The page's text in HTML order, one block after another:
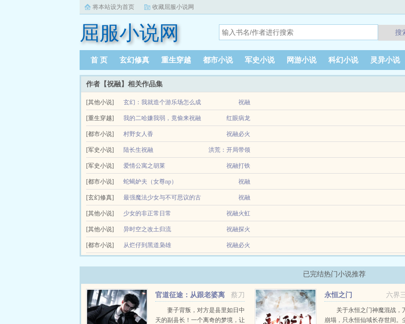
将本站设为首页 收藏屈服小说网
屈服小说网 搜
首 页 玄幻修真 重生穿越 都市小说 军史小说 网游小说 科幻小说 灵异小说
作者【祝融】相关作品集
[其他小说] 玄幻：我就造个游乐场怎么成
仙了
祝融
种田＋系统＋诙谐轻松＋穿越章玄一朝穿越，成为人人喊打的京城废少。不要慌，您的游乐场系统已激活！叮，您的猪
从此以后，章玄名动京城，权贵络绎不绝，贵妇秋波暗送，...
[重生穿越] 我的二哈嫌我弱，竟偷来祝融
精血
红眼病龙
陈毅穿越来到神话复苏的平行世界。开局就觉醒出了废物异能，微弱的火星。他以为重活一世只能当咸鱼，没想到自家
开始，后面的更加离谱你...
[都市小说] 村野女人香 祝融必火
[军史小说] 陆长生祝融 洪荒：开局带领
巫族打上天庭
洪荒开局带领巫族打上天庭是一部非常好看的小说，作者毅静文笔优美，看了之后很想让人继续看下去。洪荒开局带领
要内容讲述的是...
[军史小说] 爱情公寓之胡莱 祝融打铁
[都市小说] 蛇蝎妒夫（女尊np） 祝融
顾明月这辈子就没遇见什么正经男人。她的兄长是个疯子。被她抛弃的叔父也不大正常。她那个未婚夫，也只是看起来
敌家娶的那个夫郎都不是什么正...
[玄幻修真] 最强魔法少女与不可思议的古
代遗产
祝融
[其他小说] 少女的非正常日常 祝融火虹
[其他小说] 异时空之改土归流 祝融探火
万历二十八年，播州归流，西南大乱。现代美术生魂穿灭门秀才何若海，身负娄山二十七口血仇。他凭一手丹青一腹见
[都市小说] 从烂仔到黑道枭雄 祝融必火
已完结热门小说推荐
蔡刀
官道征途：从跟老婆离
婚开始妻子背叛，对方是县里如日中
天的副县长！一个离奇的梦境，让
六界
永恒之门
关于永恒之门神魔混战，
崩塌，只永恒仙域长存世间。